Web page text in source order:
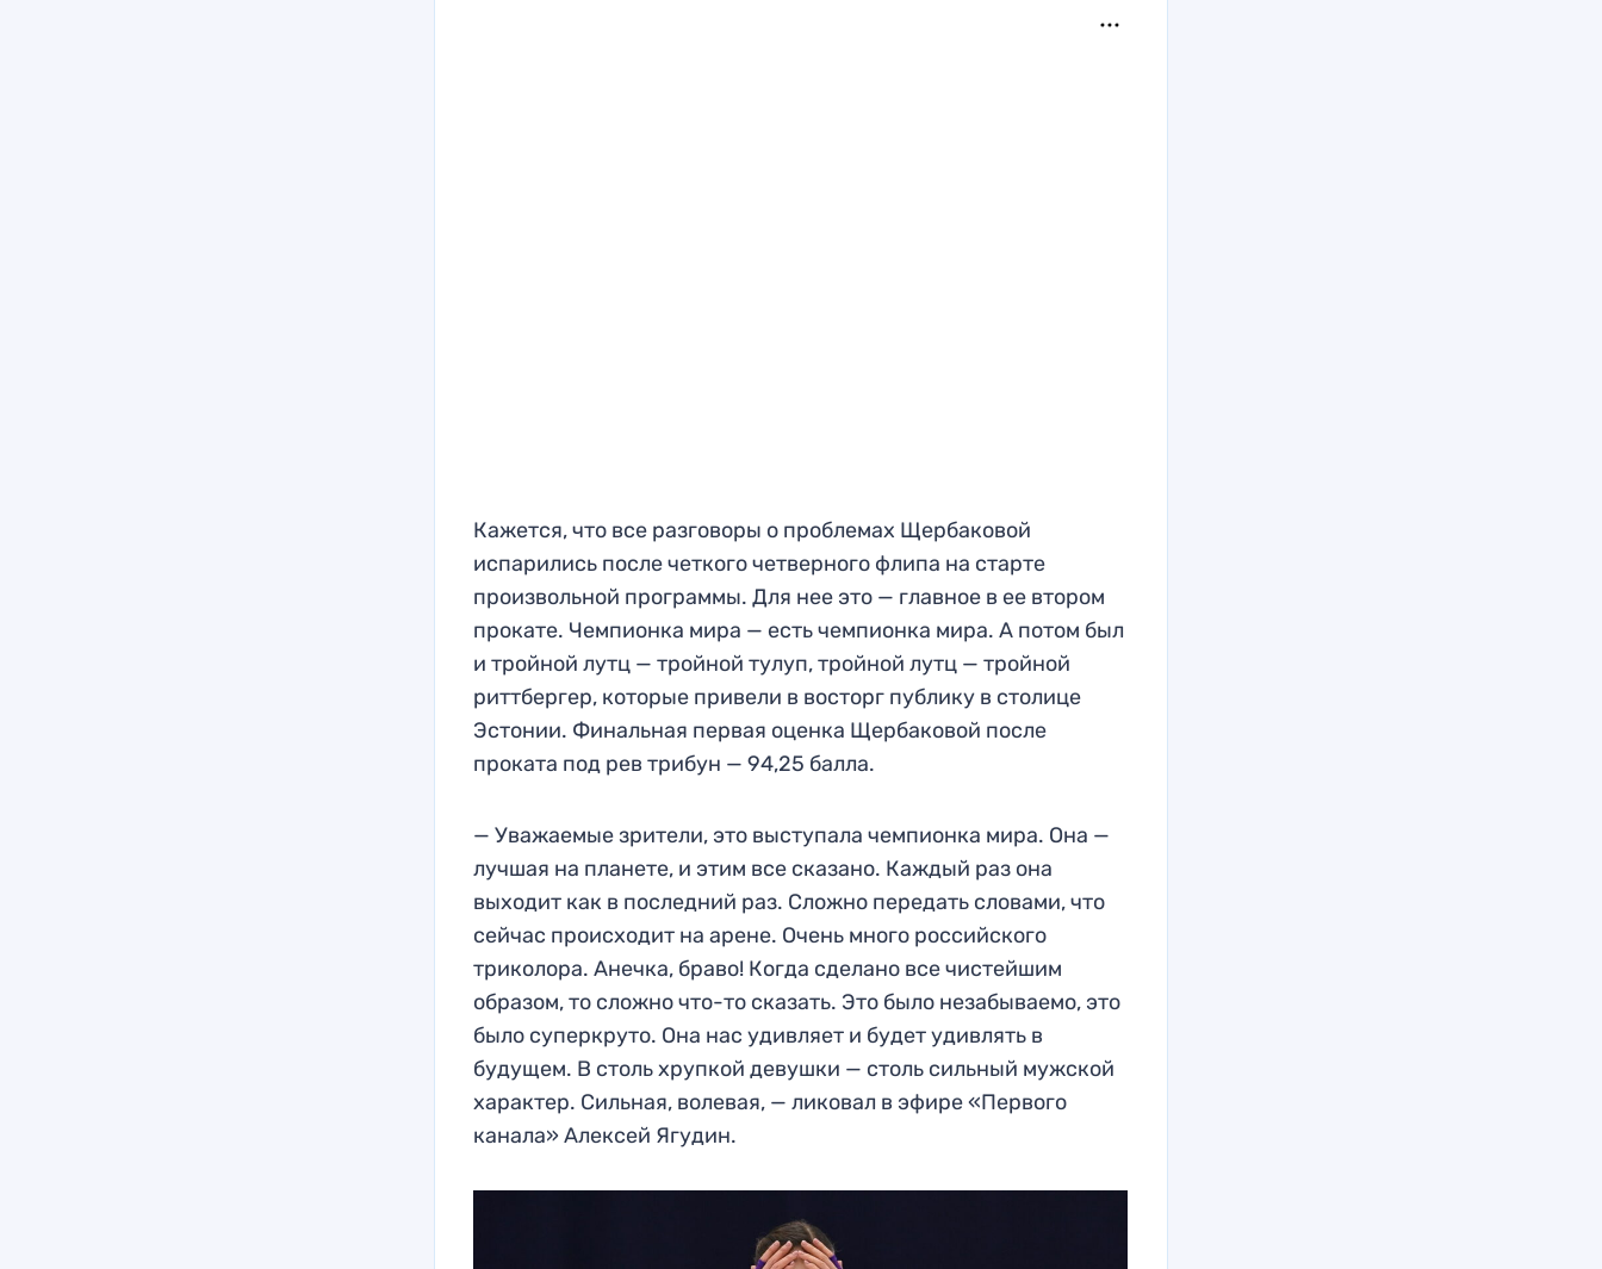
Кажется, что все разговоры о проблемах Щербаковой
испарились после четкого четверного флипа на старте
произвольной программы. Для нее это — главное в ее втором
прокате. Чемпионка мира — есть чемпионка мира. А потом был
и тройной лутц — тройной тулуп, тройной лутц — тройной
риттбергер, которые привели в восторг публику в столице
Эстонии. Финальная первая оценка Щербаковой после
проката под рев трибун — 94,25 балла.
— Уважаемые зрители, это выступала чемпионка мира. Она —
лучшая на планете, и этим все сказано. Каждый раз она
выходит как в последний раз. Сложно передать словами, что
сейчас происходит на арене. Очень много российского
триколора. Анечка, браво! Когда сделано все чистейшим
образом, то сложно что-то сказать. Это было незабываемо, это
было суперкруто. Она нас удивляет и будет удивлять в
будущем. В столь хрупкой девушки — столь сильный мужской
характер. Сильная, волевая, — ликовал в эфире «Первого
канала» Алексей Ягудин.